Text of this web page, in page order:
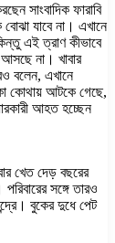
সাংবাদিক ফারাবি
যাবে না। এখানে
এই ত্রাণ কীভাবে
না। খাবার
বলেন, এখানে
কোথায় আটকে গেছে,
আহত হচ্ছেন
খেত দেড় বছরের
সঙ্গে তারও
বুকের দুধে পেট